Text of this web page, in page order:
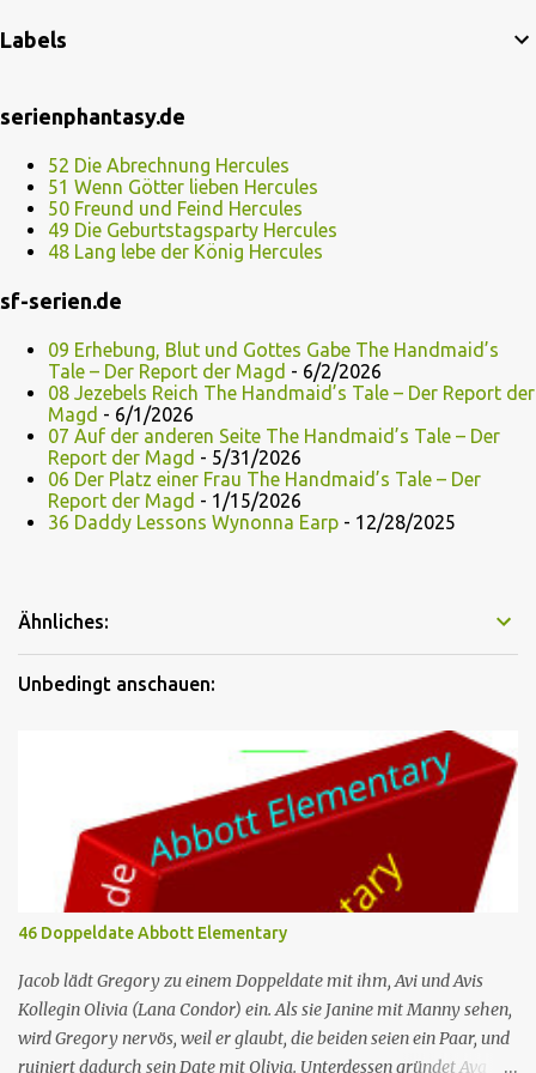
Labels
serienphantasy.de
52 Die Abrechnung Hercules
51 Wenn Götter lieben Hercules
50 Freund und Feind Hercules
49 Die Geburtstagsparty Hercules
48 Lang lebe der König Hercules
sf-serien.de
09 Erhebung, Blut und Gottes Gabe The Handmaid’s
Tale – Der Report der Magd - 6/2/2026
08 Jezebels Reich The Handmaid’s Tale – Der Report der
Magd - 6/1/2026
07 Auf der anderen Seite The Handmaid’s Tale – Der
Report der Magd - 5/31/2026
06 Der Platz einer Frau The Handmaid’s Tale – Der
Report der Magd - 1/15/2026
36 Daddy Lessons Wynonna Earp - 12/28/2025
Ähnliches:
Unbedingt anschauen:
46 Doppeldate Abbott Elementary
Jacob lädt Gregory zu einem Doppeldate mit ihm, Avi und Avis
Kollegin Olivia (Lana Condor) ein. Als sie Janine mit Manny sehen,
wird Gregory nervös, weil er glaubt, die beiden seien ein Paar, und
ruiniert dadurch sein Date mit Olivia. Unterdessen gründet Ava